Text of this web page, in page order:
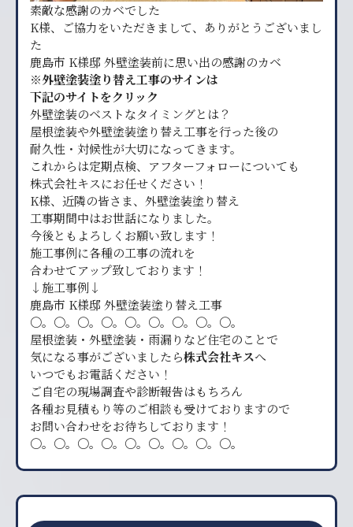
素敵な感謝のカベでした
K様、ご協力をいただきまして、ありがとうございまし
た
鹿島市 K様邸 外壁塗装前に思い出の感謝のカベ
※外壁塗装塗り替え工事のサインは
下記のサイトをクリック
外壁塗装のベストなタイミングとは？
屋根塗装や外壁塗装塗り替え工事を行った後の
耐久性・対候性が大切になってきます。
これからは定期点検、アフターフォローについても
株式会社キスにお任せください！
K様、近隣の皆さま、外壁塗装塗り替え
工事期間中はお世話になりました。
今後ともよろしくお願い致します！
施工事例に各種の工事の流れを
合わせてアップ致しております！
↓施工事例↓
鹿島市 K様邸 外壁塗装塗り替え工事
〇。〇。〇。〇。〇。〇。〇。〇。〇。
屋根塗装・外壁塗装・雨漏りなど住宅のことで
気になる事がございましたら株式会社キスへ
いつでもお電話ください！
ご自宅の現場調査や診断報告はもちろん
各種お見積もり等のご相談も受けておりますので
お問い合わせをお待ちしております！
〇。〇。〇。〇。〇。〇。〇。〇。〇。